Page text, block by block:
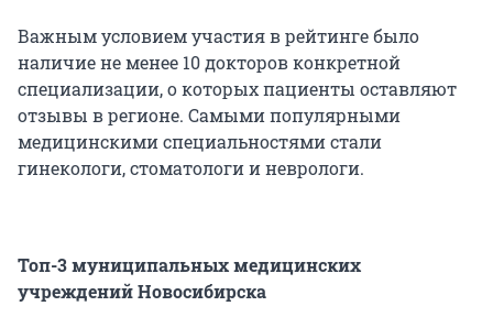
Важным условием участия в рейтинге было
наличие не менее 10 докторов конкретной
специализации, о которых пациенты оставляют
отзывы в регионе. Самыми популярными
медицинскими специальностями стали
гинекологи, стоматологи и неврологи.
Топ-3 муниципальных медицинских
учреждений Новосибирска